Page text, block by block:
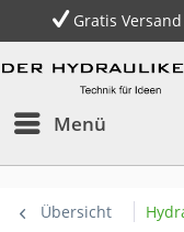
Gratis
Menü
Übersicht